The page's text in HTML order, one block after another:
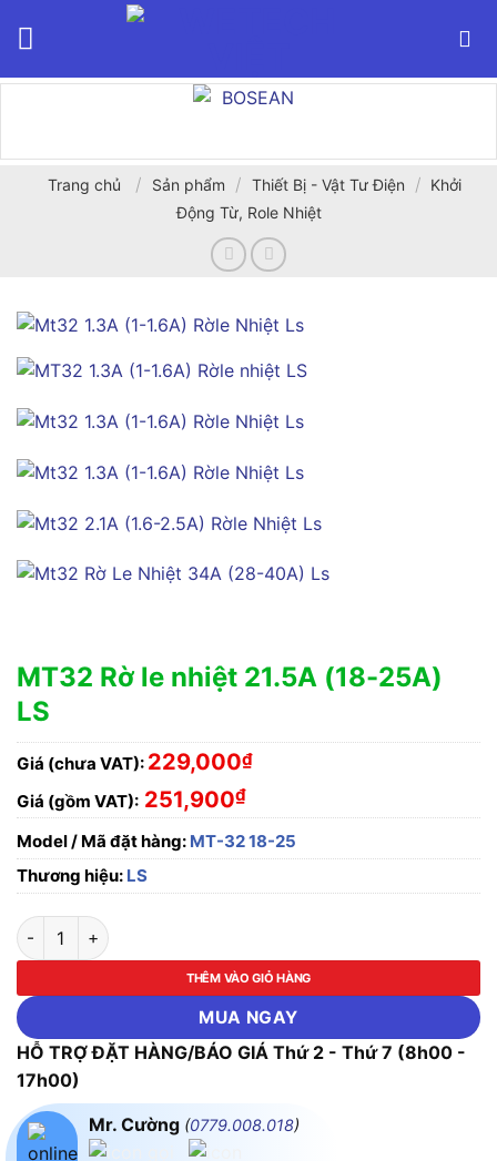
Trang chủ / Sản phẩm / Thiết Bị - Vật Tư Điện / Khởi
Động Từ, Role Nhiệt
MT32 Rờ le nhiệt 21.5A (18-25A)
LS
Giá (chưa VAT): 229,000₫
Giá (gồm VAT): 251,900₫
Model / Mã đặt hàng: MT-32 18-25
Thương hiệu: LS
MT32 Rờ le nhiệt 21.5A (18-25A) LS số lượng
THÊM VÀO GIỎ HÀNG
MUA NGAY
HỖ TRỢ ĐẶT HÀNG/BÁO GIÁ Thứ 2 - Thứ 7 (8h00 -
17h00)
Mr. Cường (0779.008.018)